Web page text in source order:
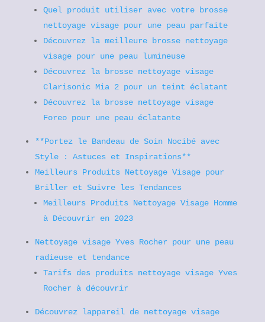
Quel produit utiliser avec votre brosse
nettoyage visage pour une peau parfaite
Découvrez la meilleure brosse nettoyage
visage pour une peau lumineuse
Découvrez la brosse nettoyage visage
Clarisonic Mia 2 pour un teint éclatant
Découvrez la brosse nettoyage visage
Foreo pour une peau éclatante
**Portez le Bandeau de Soin Nocibé avec
Style : Astuces et Inspirations**
Meilleurs Produits Nettoyage Visage pour
Briller et Suivre les Tendances
Meilleurs Produits Nettoyage Visage Homme
à Découvrir en 2023
Nettoyage visage Yves Rocher pour une peau
radieuse et tendance
Tarifs des produits nettoyage visage Yves
Rocher à découvrir
Découvrez lappareil de nettoyage visage